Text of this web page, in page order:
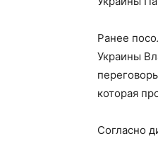
Ранее
Украины
которая
Согласно